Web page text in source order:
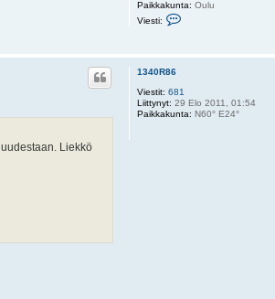
Paikkakunta: Oulu
Viesti:
t
r
i
1340R86
Viestit: 681
Liittynyt: 29 Elo 2011, 01:54
Paikkakunta: N60° E24°
Liekkö